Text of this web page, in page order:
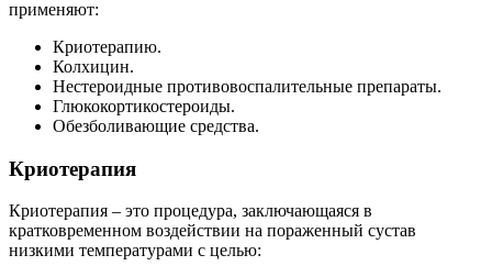
применяют:
Криотерапию.
Колхицин.
Нестероидные противовоспалительные препараты.
Глюкокортикостероиды.
Обезболивающие средства.
Криотерапия
Криотерапия – это процедура, заключающаяся в
кратковременном воздействии на пораженный сустав
низкими температурами с целью: